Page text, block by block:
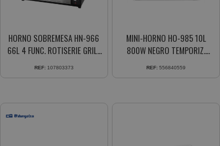
HORNO SOBREMESA HN-966
66L 4 FUNC. ROTISERIE GRILL
CONVEC. 2200W
REF: 107803373
MINI-HORNO HO-985 10L
800W NEGRO TEMPORIZ.
30MIN.
REF: 556840559